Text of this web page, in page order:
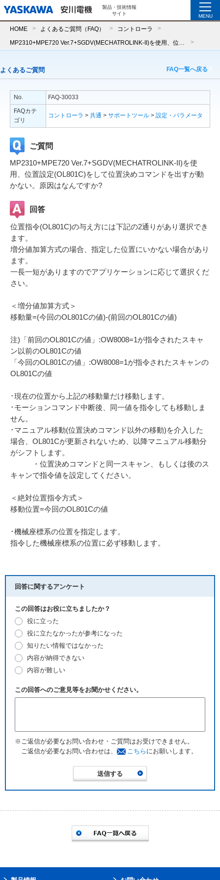
製品・技術情報
サイト
MENU
HOME よくあるご質問（FAQ） コントローラ
よくあるご質問 FAQ一覧へ戻る
No.
FAQ-30033
FAQカテ
ゴリ
コントローラ > 共通 > サポートツール > 設定・パラメータ
ご質問
MP2310+MPE720 Ver.7+SGDV(MECHATROLINK-II)を使
用、位置設定(OL801C)をして位置決めコマンドを出すが動
かない。原因はなんですか?
回答
位置指令(OL801C)の与え方には下記の2通りがあり選択でき
ます。
増分値加算方式の場合、指定した位置にいかない場合があり
ます。
一長一短がありますのでアプリケーションに応じて選択くだ
さい。
＜増分値加算方式＞
移動量=(今回のOL801Cの値)-(前回のOL801Cの値)
注)「前回のOL801Cの値」:OW8008=1が指令されたスキャ
ン以前のOL801Cの値
「今回のOL801Cの値」:OW8008=1が指令されたスキャンの
OL801Cの値
･現在の位置から上記の移動量だけ移動します。
･モーションコマンド中断後、同一値を指令しても移動しま
せん。
･マニュアル移動(位置決めコマンド以外の移動)を介入した
場合、OL801Cが更新されないため、以降マニュアル移動分
がシフトします。
・位置決めコマンドと同一スキャン、もしくは後のス
キャンで指令値を設定してください。
＜絶対位置指令方式＞
移動位置=今回のOL801Cの値
･機械座標系の位置を指定します。
指令した機械座標系の位置に必ず移動します。
回答に関するアンケート
この回答はお役に立ちましたか？
役に立った
役に立たなかったが参考になった
知りたい情報ではなかった
内容が納得できない
内容が難しい
この回答へのご意見等をお聞かせください。
※ご返信が必要なお問い合わせ・ご質問はお受けできません。
ご返信が必要なお問い合わせは、
こちら にお願いします。